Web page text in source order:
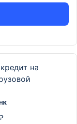
на